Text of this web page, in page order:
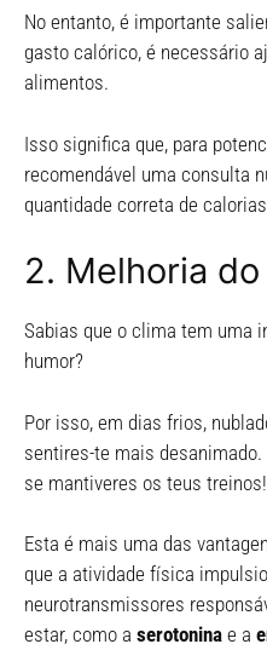
No entanto, é importante
gasto calórico, é necessário
alimentos.
Isso significa que, para
recomendável uma consulta
quantidade correta de
2. Melhoria
Sabias que o clima tem uma
humor?
Por isso, em dias frios,
sentires-te mais
se mantiveres os teus treinos!
Esta é mais uma das
que a atividade física
neurotransmissores
estar, como a serotonina e a